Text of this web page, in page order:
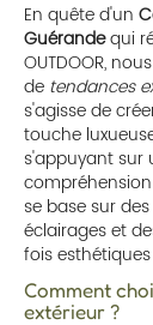
En quête d'un
Guérandequi
OUTDOOR,
de tendances
s'agisse de
touche
s'appuyant sur
se base sur
éclairages et
fois
Comment
extérieur ?